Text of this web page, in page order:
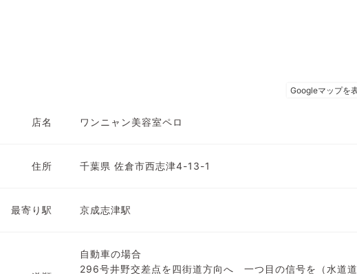
店名 ワンニャン美容室ペロ
住所 千葉県 佐倉市西志津4-13-1
最寄り駅 京成志津駅
自動車の場合
296号井野交差点を四街道方向へ 一つ目の信号を（水道道